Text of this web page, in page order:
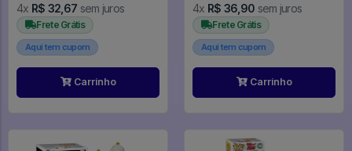
4x R$ 32,67 sem juros
Frete Grátis
Aqui tem cupom
Carrinho
4x R$ 36,90 sem juros
Frete Grátis
Aqui tem cupom
Carrinho